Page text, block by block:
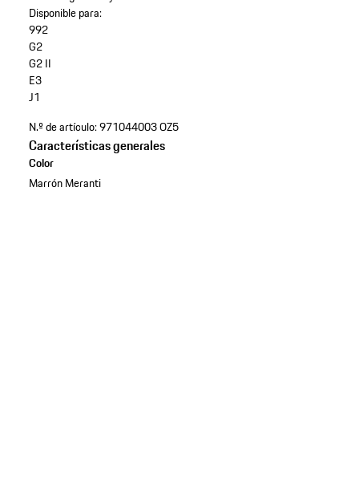
Disponible para:
992
G2
G2 II
E3
J1
N.º de artículo:971044003 OZ5
Características generales
Color
Marrón Meranti